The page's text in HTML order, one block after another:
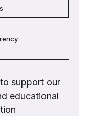
support our
educational